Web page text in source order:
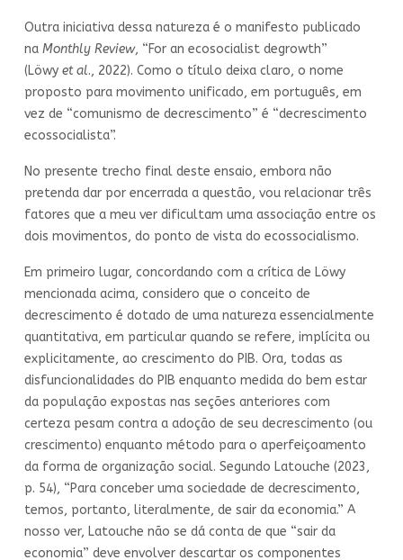
Outra iniciativa dessa natureza é o manifesto publicado
na Monthly Review, “For an ecosocialist degrowth”
(Löwy et al., 2022). Como o título deixa claro, o nome
proposto para movimento unificado, em português, em
vez de “comunismo de decrescimento” é “decrescimento
ecossocialista”.
No presente trecho final deste ensaio, embora não
pretenda dar por encerrada a questão, vou relacionar três
fatores que a meu ver dificultam uma associação entre os
dois movimentos, do ponto de vista do ecossocialismo.
Em primeiro lugar, concordando com a crítica de Löwy
mencionada acima, considero que o conceito de
decrescimento é dotado de uma natureza essencialmente
quantitativa, em particular quando se refere, implícita ou
explicitamente, ao crescimento do PIB. Ora, todas as
disfuncionalidades do PIB enquanto medida do bem estar
da população expostas nas seções anteriores com
certeza pesam contra a adoção de seu decrescimento (ou
crescimento) enquanto método para o aperfeiçoamento
da forma de organização social. Segundo Latouche (2023,
p. 54), “Para conceber uma sociedade de decrescimento,
temos, portanto, literalmente, de sair da economia.” A
nosso ver, Latouche não se dá conta de que “sair da
economia” deve envolver descartar os componentes